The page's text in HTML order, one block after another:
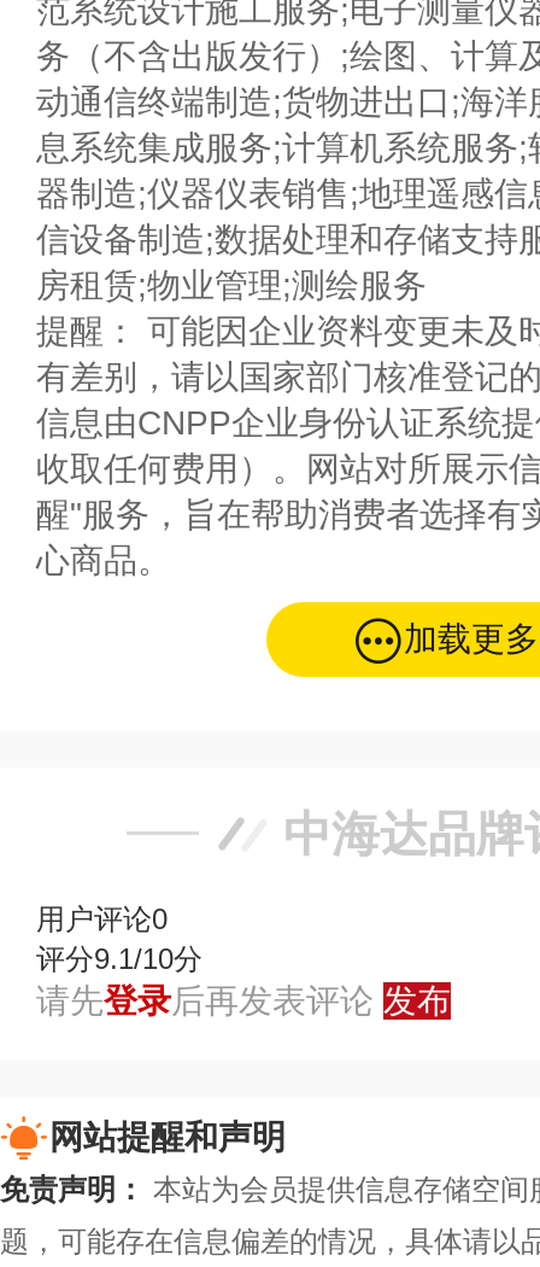
范系统设计施工服务;电子测量仪
务（不含出版发行）;绘图、计算
动通信终端制造;货物进出口;海
息系统集成服务;计算机系统服务
器制造;仪器仪表销售;地理遥感
信设备制造;数据处理和存储支持
房租赁;物业管理;测绘服务
提醒： 可能因企业资料变更未及
有差别，请以国家部门核准登记
信息由CNPP企业身份认证系统
收取任何费用）。网站对所展示
醒"服务，旨在帮助消费者选择有
心商品。
加载更多
中海达品牌
用户评论0
评分9.1/10分
请先登录后再发表评论 发布
网站提醒和声明
免责声明： 本站为会员提供信息存储空
题，可能存在信息偏差的情况，具体请以